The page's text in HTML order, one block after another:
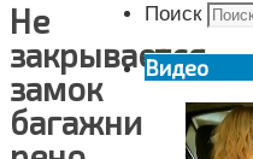
Не
закрывается
замок
багажника
Поиск
Видео